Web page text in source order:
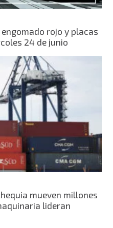
rojo y placas
24 de junio
mueven millones
lideran